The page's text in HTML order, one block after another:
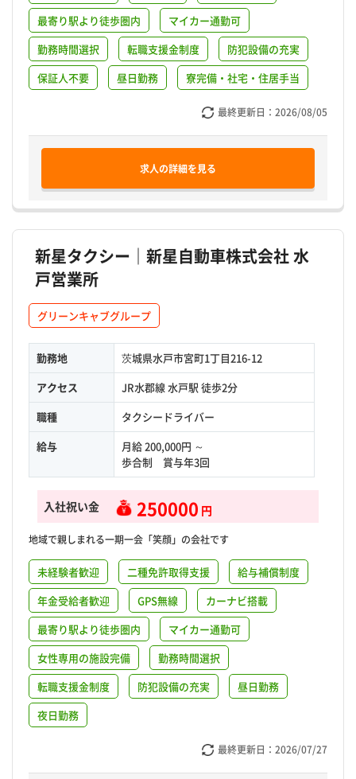
最寄り駅より徒歩圏内
マイカー通勤可
勤務時間選択
転職支援金制度
防犯設備の充実
保証人不要
昼日勤務 寮完備・社宅・住居手当
最終更新日： 2026/08/05
求人の詳細を見る
新星タクシー｜新星自動車株式会社 水
戸営業所
グリーンキャブグループ
勤務地
茨城県水戸市宮町1丁目216-12
アクセス
JR水郡線 水戸駅 徒歩2分
職種
タクシードライバー
給与
月給 200,000円 ～
歩合制 賞与年3回
入社祝い金 250000 円
地域で親しまれる一期一会「笑顔」の会社です
未経験者歓迎 二種免許取得支援
給与補償制度
年金受給者歓迎
GPS無線
カーナビ搭載
最寄り駅より徒歩圏内
マイカー通勤可
女性専用の施設完備
勤務時間選択
転職支援金制度
防犯設備の充実
昼日勤務
夜日勤務
最終更新日： 2026/07/27